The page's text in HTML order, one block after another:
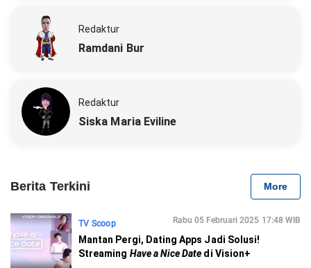
Redaktur
Ramdani Bur
Redaktur
Siska Maria Eviline
Berita Terkini More
TV Scoop Rabu 05 Februari 2025 17:48 WIB
Mantan Pergi, Dating Apps Jadi Solusi!
Streaming Have a Nice Date di Vision+